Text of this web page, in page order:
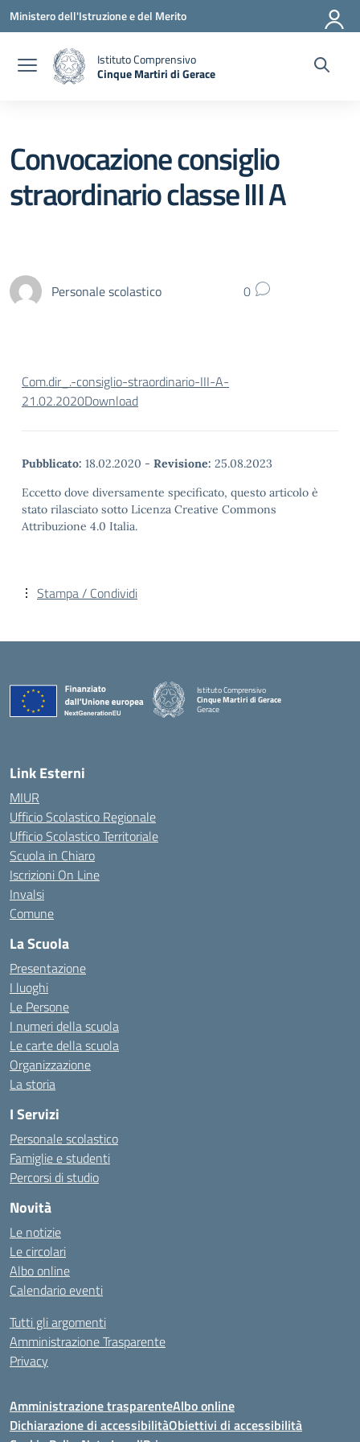
Vai ai contenuti
Vai al menu di navigazione
Vai al footer
Ministero dell'Istruzione e del Merito
Istituto Comprensivo
Cinque Martiri di Gerace
Convocazione consiglio
straordinario classe III A
Personale scolastico 0
Com.dir_.-consiglio-straordinario-III-A-
21.02.2020Download
Pubblicato: 18.02.2020 - Revisione: 25.08.2023
Eccetto dove diversamente specificato, questo articolo è
stato rilasciato sotto Licenza Creative Commons
Attribuzione 4.0 Italia.
Stampa / Condividi
Istituto Comprensivo
Cinque Martiri di Gerace
Gerace
Link Esterni
MIUR
Ufficio Scolastico Regionale
Ufficio Scolastico Territoriale
Scuola in Chiaro
Iscrizioni On Line
Invalsi
Comune
La Scuola
Presentazione
I luoghi
Le Persone
I numeri della scuola
Le carte della scuola
Organizzazione
La storia
I Servizi
Personale scolastico
Famiglie e studenti
Percorsi di studio
Novità
Le notizie
Le circolari
Albo online
Calendario eventi
Tutti gli argomenti
Amministrazione Trasparente
Privacy
Amministrazione trasparenteAlbo online
Dichiarazione di accessibilitàObiettivi di accessibilità